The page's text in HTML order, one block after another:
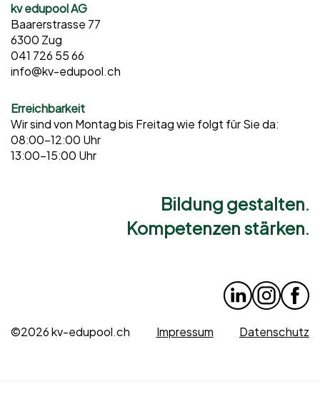
kv edupool AG
Baarerstrasse 77
6300 Zug
041 726 55 66
info@kv-edupool.ch
Erreichbarkeit
Wir sind von Montag bis Freitag wie folgt für Sie da:
08:00–12:00 Uhr
13:00–15:00 Uhr
©2026 kv-edupool.ch Impressum Datenschutz
Bildung gestalten.
Kompetenzen stärken.